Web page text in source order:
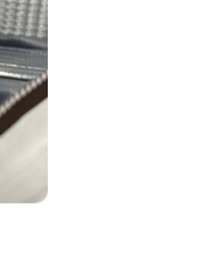
s’inscrire à notre NEWSLETTER